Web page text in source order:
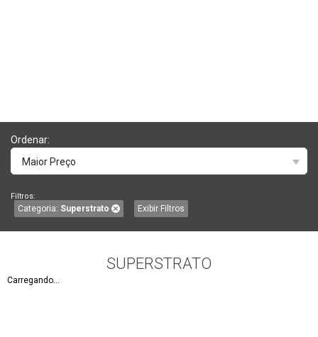
Ordenar:
Maior Preço
Filtros:
Categoria: Superstrato Exibir Filtros
SUPERSTRATO
Carregando...